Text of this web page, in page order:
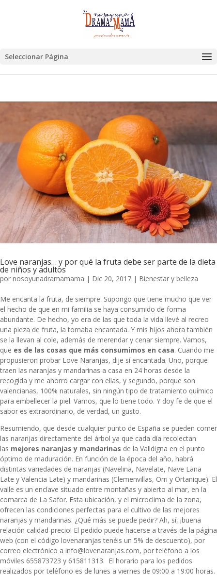
Seleccionar Página
Love naranjas… y por qué la fruta debe ser parte de la dieta
de niños y adultos
por nosoyunadramamama | Dic 20, 2017 | Bienestar y belleza
Me encanta la fruta, de siempre. Supongo que tiene mucho que ver
el hecho de que en mi familia se haya consumido de forma
abundante. De hecho, yo era de las que toda la vida llevé al recreo
una pieza de fruta, la tomaba encantada. Y mis hijos ahora también
se la llevan al cole, además de merendar y cenar siempre. Vamos,
que es de las cosas que más consumimos en casa. Cuando me
propusieron probar Love Naranjas, dije sí encantada. Uno, porque
traen las naranjas y mandarinas a casa en 24 horas desde la
recogida y me ahorro cargar con ellas, y segundo, porque son
valencianas, 100% naturales, sin ningún tipo de tratamiento químico
para embellecer la piel. Vamos, que lo tiene todo. Y doy fe de que el
sabor es extraordinario, de verdad, un gusto.
Resumiendo, que desde cualquier punto de España se pueden comer
las naranjas directamente del árbol ya que cada día recolectan
las mejores naranjas y mandarinas de la Valldigna en el punto
óptimo de maduración. En función de la época del año, habrá
distintas variedades de naranjas (Navelina, Navelate, Nave Lana
Late y Valencia Late) y mandarinas (Clemenvillas, Orri y Ortanique). El
valle es un enclave situado entre montañas y abierto al mar, en la
comarca de La Safor. Esta ubicación, y el microclima de la zona,
ofrecen las condiciones perfectas para el cultivo de las mejores
naranjas y mandarinas. ¿Qué más se puede pedir? Ah, sí, ¡buena
relación calidad-precio! El pedido puede hacerse a través de la página
web (con el código lovenaranjas tenéis un 5% de descuento), por
correo electrónico a info@lovenaranjas.com, por teléfono a los
móviles 655873723 y 615811313. El horario para los pedidos
realizados por teléfono es de lunes a viernes de 09:00 a 19:00 horas.